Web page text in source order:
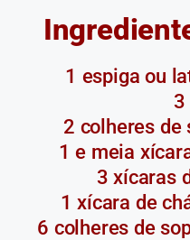
1 espiga ou
3
2 colheres de
1 e meia
3 xícaras
1 xícara de
6 colheres de